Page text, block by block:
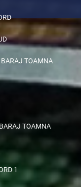
BARAJ TOAMNA
TOAMNA
1